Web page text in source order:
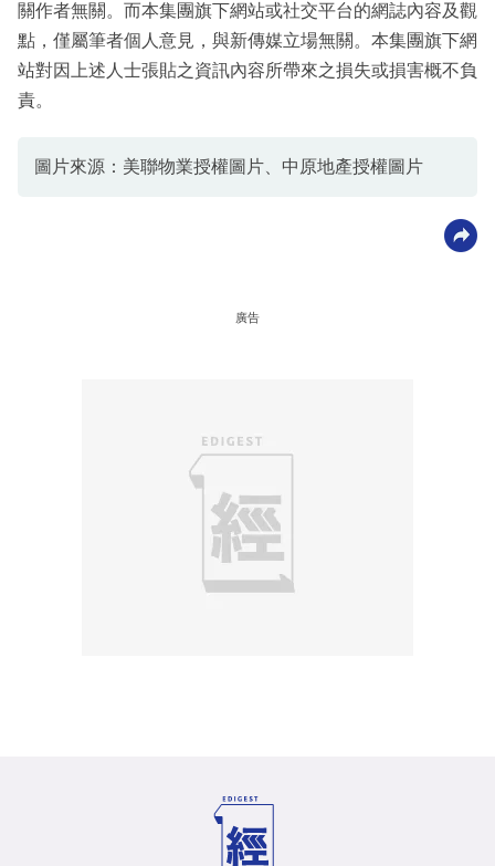
關作者無關。而本集團旗下網站或社交平台的網誌內容及觀
點，僅屬筆者個人意見，與新傳媒立場無關。本集團旗下網
站對因上述人士張貼之資訊內容所帶來之損失或損害概不負
責。
圖片來源：美聯物業授權圖片、中原地產授權圖片
廣告